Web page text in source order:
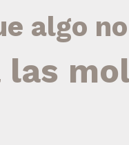
algo
las